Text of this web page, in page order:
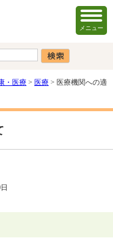
メニュー
・医療 > 医療 > 医療機関への適